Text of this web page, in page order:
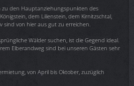
den Hauptanziehungspunkten des
dem Lilienstein, dem Kirnitzschtal,
sind von hier aus gut zu erreichen.
Wälder suchen, ist die Gegend ideal.
Elberandweg sind bei unseren Gästen sehr
von April bis Oktober, zuzüglich